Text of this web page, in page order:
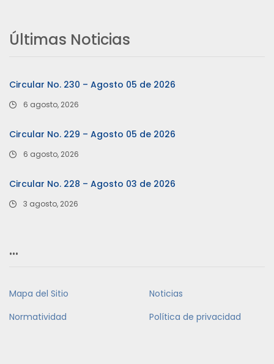
Últimas Noticias
Circular No. 230 – Agosto 05 de 2026
6 agosto, 2026
Circular No. 229 – Agosto 05 de 2026
6 agosto, 2026
Circular No. 228 – Agosto 03 de 2026
3 agosto, 2026
…
Mapa del Sitio
Noticias
Normatividad
Política de privacidad